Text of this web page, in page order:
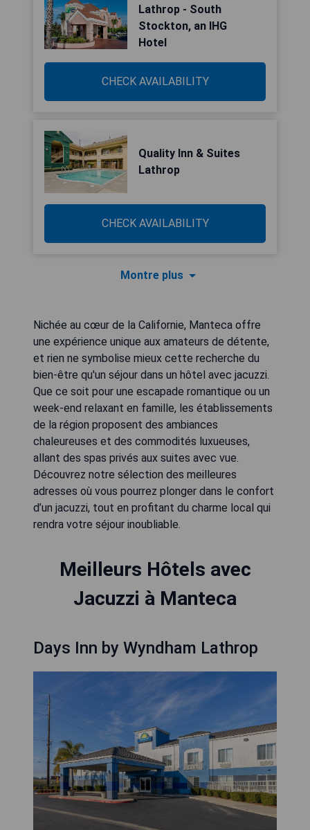
Lathrop - South
Stockton, an IHG
Hotel
CHECK AVAILABILITY
Quality Inn & Suites
Lathrop
CHECK AVAILABILITY
Montre plus
Nichée au cœur de la Californie, Manteca offre
une expérience unique aux amateurs de détente,
et rien ne symbolise mieux cette recherche du
bien-être qu'un séjour dans un hôtel avec jacuzzi.
Que ce soit pour une escapade romantique ou un
week-end relaxant en famille, les établissements
de la région proposent des ambiances
chaleureuses et des commodités luxueuses,
allant des spas privés aux suites avec vue.
Découvrez notre sélection des meilleures
adresses où vous pourrez plonger dans le confort
d’un jacuzzi, tout en profitant du charme local qui
rendra votre séjour inoubliable.
Meilleurs Hôtels avec
Jacuzzi à Manteca
Days Inn by Wyndham Lathrop